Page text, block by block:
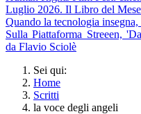
Luglio 2026. Il Libro del
Quando la tecnologia
Sulla Piattaforma Streeen,
da Flavio Sciolè
Sei qui:
Home
Scritti
la voce degli angeli